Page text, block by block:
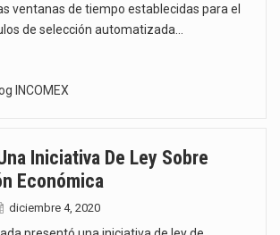
ventanas de tiempo establecidas para el
de selección automatizada…
INCOMEX
Iniciativa De Ley Sobre
Económica
diciembre 4, 2020